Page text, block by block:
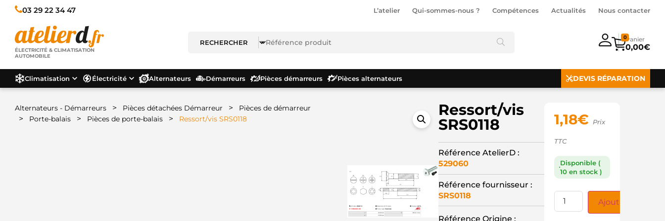
03 29 22 34 47 L’atelier Qui-sommes-nous ? Compétences Actualités Nous contacter
ÉLECTRICITÉ & CLIMATISATION
AUTOMOBILE
0,00€
0
Climatisation Électricité Alternateurs Démarreurs Pièces démarreurs Pièces alternateurs DEVIS RÉPARATION
Alternateurs - Démarreurs > Pièces détachées Démarreur > Pièces de démarreur
> Porte-balais > Pièces de porte-balais > Ressort/vis SRS0118
Ressort/vis
SRS0118
Référence AtelierD :
529060
Référence fournisseur :
SRS0118
Référence Origine :
1,18€ Prix
TTC
Disponible (
10 en stock )
Ajouter au